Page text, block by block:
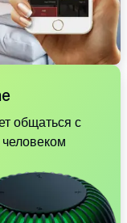
общаться с